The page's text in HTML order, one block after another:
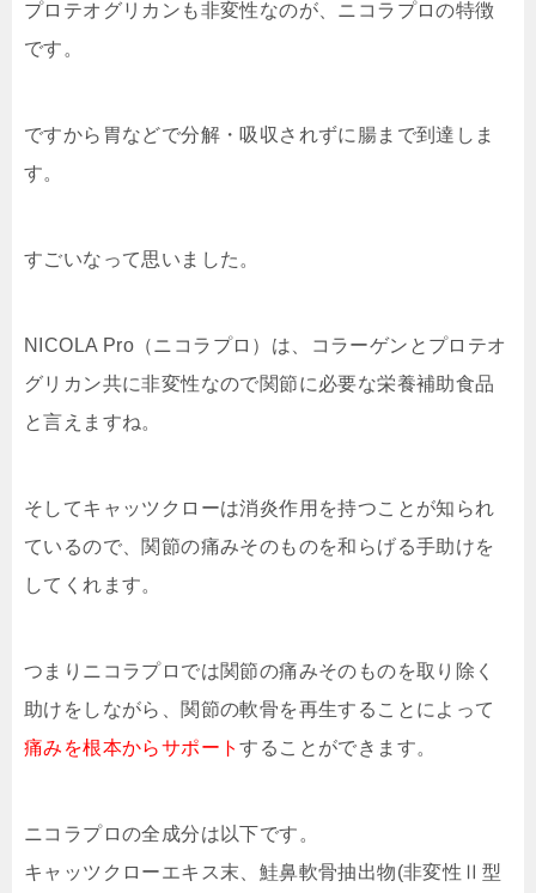
プロテオグリカンも非変性なのが、ニコラプロの特徴
です。
ですから胃などで分解・吸収されずに腸まで到達しま
す。
すごいなって思いました。
NICOLA Pro（ニコラプロ）は、コラーゲンとプロテオ
グリカン共に非変性なので関節に必要な栄養補助食品
と言えますね。
そしてキャッツクローは消炎作用を持つことが知られ
ているので、関節の痛みそのものを和らげる手助けを
してくれます。
つまりニコラプロでは関節の痛みそのものを取り除く
助けをしながら、関節の軟骨を再生することによって
痛みを根本からサポートすることができます。
ニコラプロの全成分は以下です。
キャッツクローエキス末、鮭鼻軟骨抽出物(非変性Ⅱ型